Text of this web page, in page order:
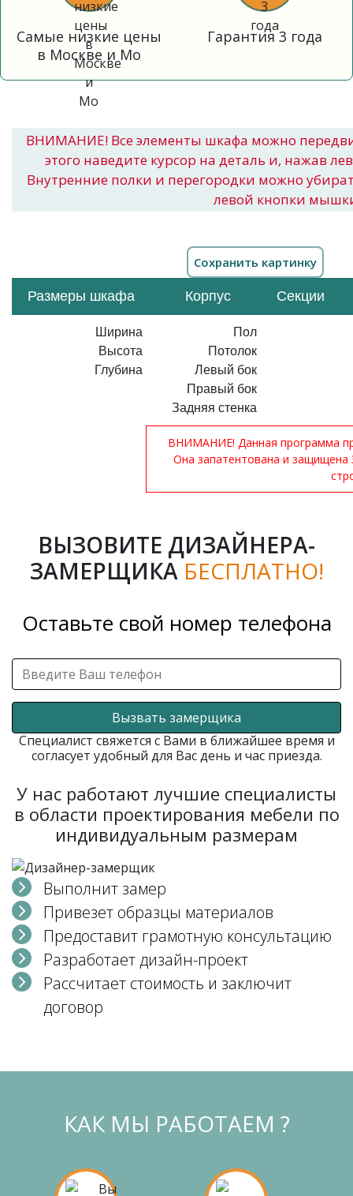
Самые низкие цены
в Москве и Мо
Гарантия 3 года
ВНИМАНИЕ! Все элементы шкафа можно
этого наведите курсор на деталь и, нажав
Внутренние полки и перегородки можно
левой кнопки
Размеры шкафа Корпус Секции
Ширина
Высота
Глубина
Пол
Потолок
Левый бок
Правый бок
Задняя стенка
ВНИМАНИЕ! Данная программа
Она запатентована и
ВЫЗОВИТЕ ДИЗАЙНЕРА-
ЗАМЕРЩИКА БЕСПЛАТНО!
Оставьте свой номер телефона
Вызвать замерщика
Специалист свяжется с Вами в ближайшее время и
согласует удобный для Вас день и час приезда.
У нас работают лучшие специалисты
в области проектирования мебели по
индивидуальным размерам
Выполнит замер
Привезет образцы материалов
Предоставит грамотную консультацию
Разработает дизайн-проект
Рассчитает стоимость и заключит
договор
КАК МЫ РАБОТАЕМ ?